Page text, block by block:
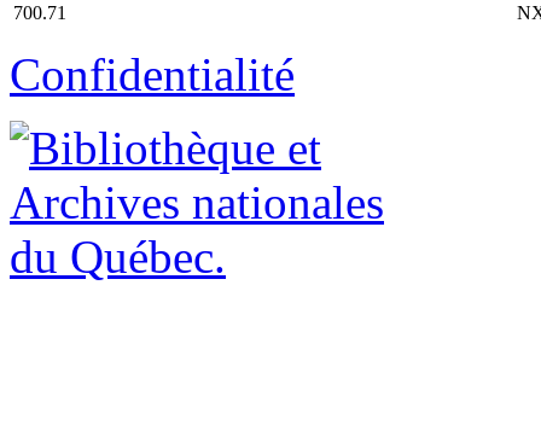
700.71
Confidentialité